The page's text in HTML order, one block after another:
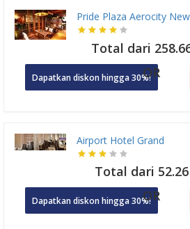
Pride Plaza Aerocity
Total dari
Dapatkan diskon hingga 30%!OR
Airport Hotel Grand
Total dari 52.26
Dapatkan diskon hingga 30%!OR